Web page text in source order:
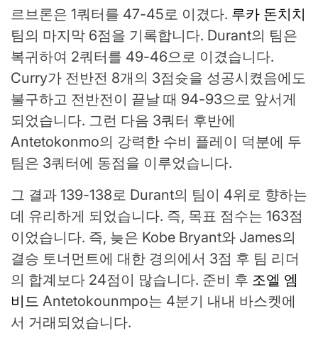
르브론은 1쿼터를 47-45로 이겼다. 루카 돈치치
팀의 마지막 6점을 기록합니다. Durant의 팀은
복귀하여 2쿼터를 49-46으로 이겼습니다.
Curry가 전반전 8개의 3점슛을 성공시켰음에도
불구하고 전반전이 끝날 때 94-93으로 앞서게
되었습니다. 그런 다음 3쿼터 후반에
Antetokonmo의 강력한 수비 플레이 덕분에 두
팀은 3쿼터에 동점을 이루었습니다.
그 결과 139-138로 Durant의 팀이 4위로 향하는
데 유리하게 되었습니다. 즉, 목표 점수는 163점
이었습니다. 즉, 늦은 Kobe Bryant와 James의
결승 토너먼트에 대한 경의에서 3점 후 팀 리더
의 합계보다 24점이 많습니다. 준비 후 조엘 엠
비드 Antetokounmpo는 4분기 내내 바스켓에
서 거래되었습니다.